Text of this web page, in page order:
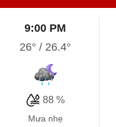
9:00 PM
26°/ 26.4°
88 %
mưa nhẹ